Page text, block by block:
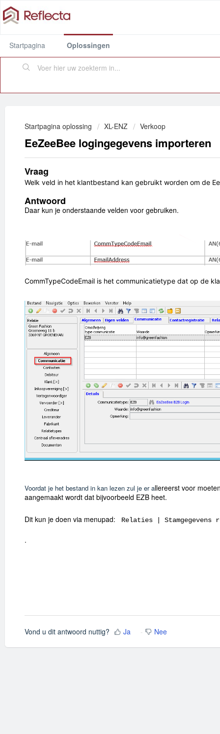
Startpagina Oplossingen
Startpagina oplossing XL-ENZ Verkoop
EeZeeBee logingegevens importeren
Vraag
Welk veld in het klantbestand kan gebruikt worden om de
Antwoord
Daar kun je onderstaande velden voor gebruiken.
CommTypeCodeEmail is het communicatietype dat op de
Voordat je het bestand in kan lezen zul je er allereerst voor
aangemaakt wordt dat bijvoorbeeld EZB heet.
Dit kun je doen via menupad: Relaties | Stamgegevens
.
Vond u dit antwoord nuttig? Ja Nee